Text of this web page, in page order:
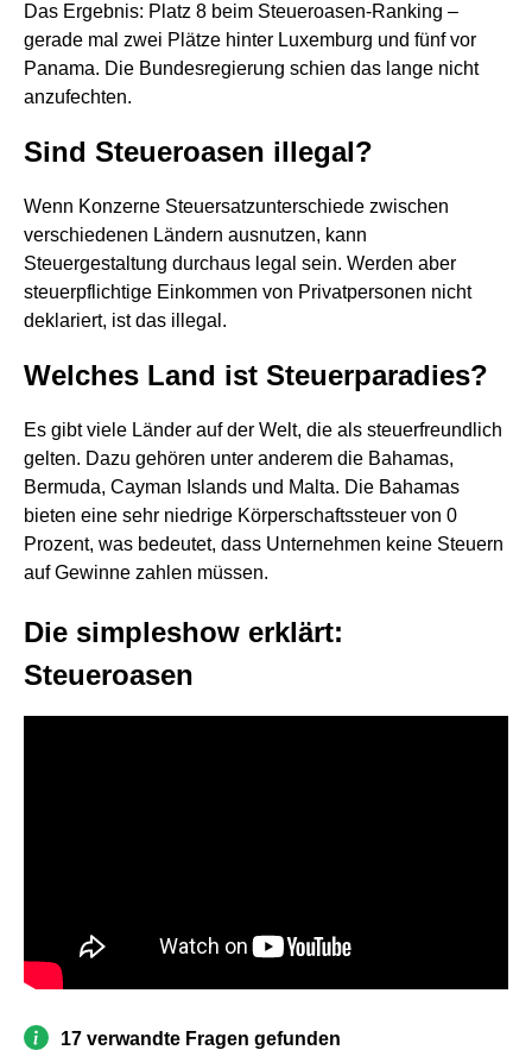
Das Ergebnis: Platz 8 beim Steueroasen-Ranking –
gerade mal zwei Plätze hinter Luxemburg und fünf vor
Panama. Die Bundesregierung schien das lange nicht
anzufechten.
Sind Steueroasen illegal?
Wenn Konzerne Steuersatzunterschiede zwischen
verschiedenen Ländern ausnutzen, kann
Steuergestaltung durchaus legal sein. Werden aber
steuerpflichtige Einkommen von Privatpersonen nicht
deklariert, ist das illegal.
Welches Land ist Steuerparadies?
Es gibt viele Länder auf der Welt, die als steuerfreundlich
gelten. Dazu gehören unter anderem die Bahamas,
Bermuda, Cayman Islands und Malta. Die Bahamas
bieten eine sehr niedrige Körperschaftssteuer von 0
Prozent, was bedeutet, dass Unternehmen keine Steuern
auf Gewinne zahlen müssen.
Die simpleshow erklärt:
Steueroasen
17 verwandte Fragen gefunden